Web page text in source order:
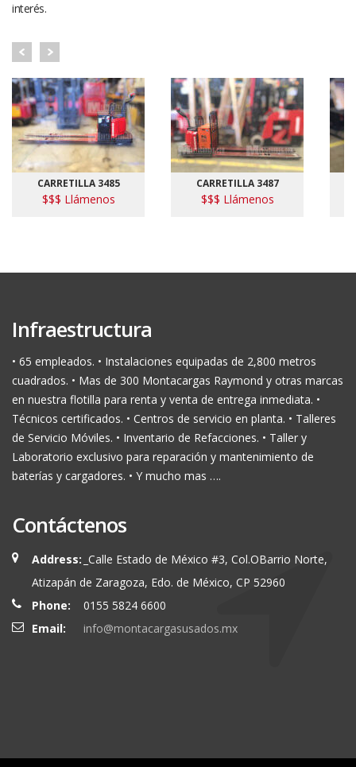
interés.
CARRETILLA 3485
$$$ Llámenos
CARRETILLA 3487
$$$ Llámenos
Infraestructura
• 65 empleados. • Instalaciones equipadas de 2,800 metros
cuadrados. • Mas de 300 Montacargas Raymond y otras marcas
en nuestra flotilla para renta y venta de entrega inmediata. •
Técnicos certificados. • Centros de servicio en planta. • Talleres
de Servicio Móviles. • Inventario de Refacciones. • Taller y
Laboratorio exclusivo para reparación y mantenimiento de
baterías y cargadores. • Y mucho mas ….
Contáctenos
Address: _Calle Estado de México #3, Col.OBarrio Norte,
Atizapán de Zaragoza, Edo. de México, CP 52960
Phone:
0155 5824 6600
Email:
info@montacargasusados.mx